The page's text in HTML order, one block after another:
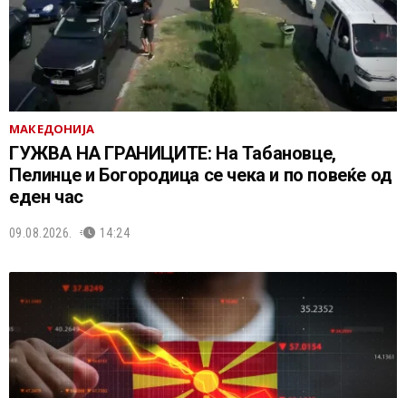
МАКЕДОНИЈА
ГУЖВА НА ГРАНИЦИТЕ: На Табановце,
Пелинце и Богородица се чека и по повеќе од
еден час
09.08.2026. 14:24